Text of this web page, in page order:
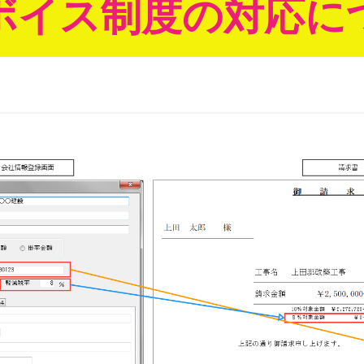
イス制度の対応に